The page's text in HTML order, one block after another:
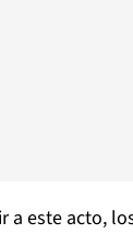
a este acto,